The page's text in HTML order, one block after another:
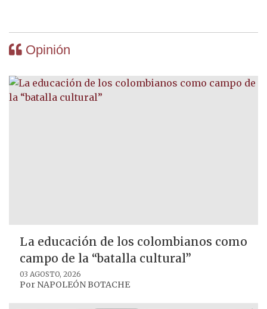
Opinión
La educación de los colombianos como
campo de la “batalla cultural”
03 AGOSTO, 2026
Por NAPOLEÓN BOTACHE